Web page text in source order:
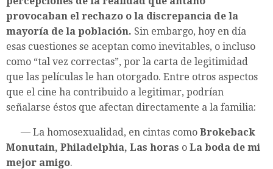
provocaban el rechazo o la discrepancia de la
mayoría de la población. Sin embargo, hoy en día
esas cuestiones se aceptan como inevitables, o incluso
como “tal vez correctas”, por la carta de legitimidad
que las películas le han otorgado. Entre otros aspectos
que el cine ha contribuido a legitimar, podrían
señalarse éstos que afectan directamente a la familia:
— La homosexualidad, en cintas como Brokeback
Monutain, Philadelphia, Las horas o La boda de mi
mejor amigo.